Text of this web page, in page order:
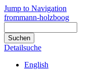
Jump to Navigation
frommann-holzboog
Detailsuche
English